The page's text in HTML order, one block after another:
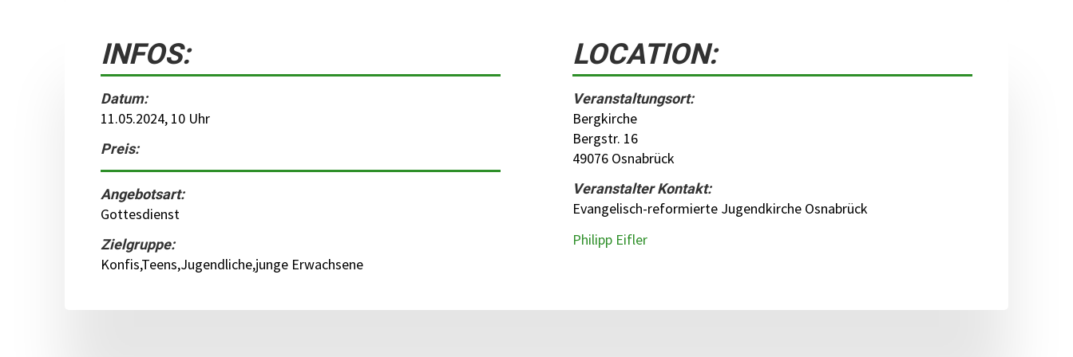
INFOS:
Datum:
11.05.2024, 10 Uhr
Preis:
Angebotsart:
Gottesdienst
Zielgruppe:
Konfis,Teens,Jugendliche,junge Erwachsene
LOCATION:
Veranstaltungsort:
Bergkirche
Bergstr. 16
49076 Osnabrück
Veranstalter Kontakt:
Evangelisch-reformierte Jugendkirche Osnabrück
Philipp Eifler